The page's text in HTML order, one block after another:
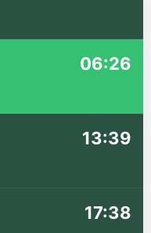
06:26
13:39
17:38